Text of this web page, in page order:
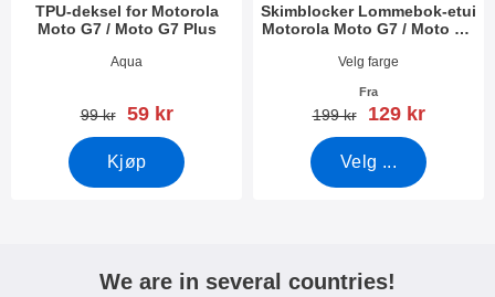
TPU-deksel for Motorola
Moto G7 / Moto G7 Plus
Varenummer 30149
Aqua
gammel pris
99 kr ny pris
59 kr
Kjøp
Skimblocker Lommebok-etui
Motorola Moto G7 / Moto G7
Varenummer 30873
Velg farge
Fra
gammel pris
199 kr ny pris
129 kr
Velg ...
We are in several countries!